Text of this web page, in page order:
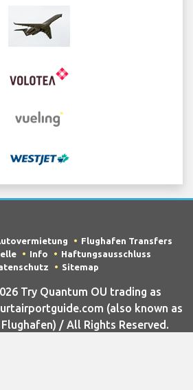
Flughafen Transfers
Info
Haftungsausschluss
Sitemap
Try Quantum OU trading as
(also known as
/ All Rights Reserved.